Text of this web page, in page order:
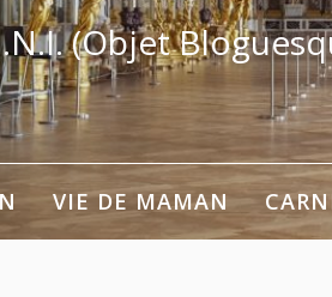
(Objet
VIE DE MAMAN